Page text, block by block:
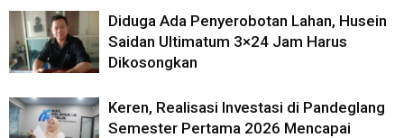
Diduga Ada Penyerobotan Lahan, Husein
Saidan Ultimatum 3×24 Jam Harus
Dikosongkan
Keren, Realisasi Investasi di Pandeglang
Semester Pertama 2026 Mencapai